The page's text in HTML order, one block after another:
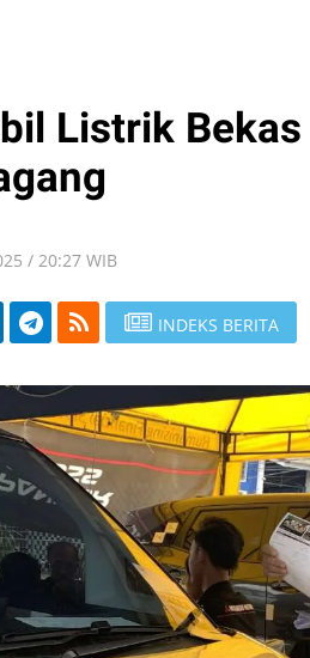
Listrik
/ 20:27 WIB
INDEKS BERITA